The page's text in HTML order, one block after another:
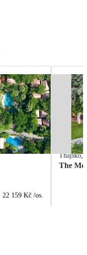
22 159 Kč /os.
Thajsko,
The